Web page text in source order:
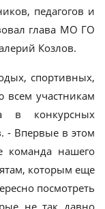
педагогов и
глава МО ГО
Козлов.
спортивных,
всем участникам
в конкурсных
- Впервые в этом
команда нашего
которым еще
посмотреть
не так давно